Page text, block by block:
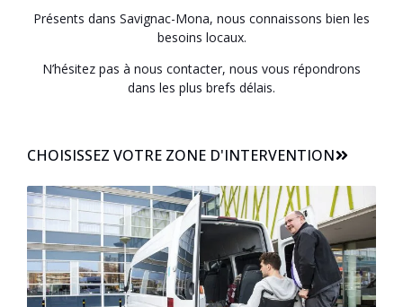
Présents dans Savignac-Mona, nous connaissons bien les
besoins locaux.
N’hésitez pas à nous contacter, nous vous répondrons
dans les plus brefs délais.
CHOISISSEZ VOTRE ZONE D'INTERVENTION